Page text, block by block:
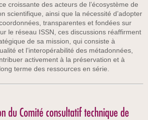
croissante des acteurs de l’écosystème de
scientifique, ainsi que la nécessité d’adopter
transparentes et fondées sur
le réseau ISSN, ces discussions réaffirment
de sa mission, qui consiste à
et l’interopérabilité des métadonnées,
activement à la préservation et à
terme des ressources en série.
du Comité consultatif technique de